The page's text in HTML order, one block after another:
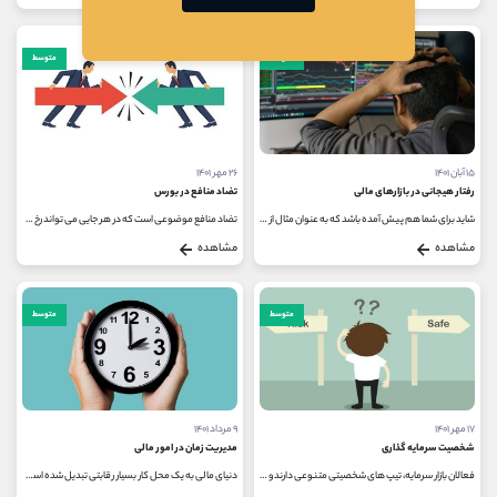
متوسط
۱۵ آبان ۱۴۰۱
رفتار هیجانی در بازارهای مالی
شاید برای شما هم پیش آمده باشد که به عنوان مثال از ترس اینکه از یک بازار خاص عقب نمانید، بدون تحلیل و آموزش و تنها از روی هیجان،...
مشاهده
متوسط
۲۶ مهر ۱۴۰۱
تضاد منافع در بورس
تضاد منافع موضوعی است که در هر جایی می تواند رخ دهد؛ از یک نهاد اجتماعی کوچک مانند خانواده گرفته تا یک سازمان بزرگ را می تواند...
مشاهده
متوسط
۱۷ مهر ۱۴۰۱
شخصیت سرمایه گذاری
فعالان بازار سرمایه، تیپ های شخصیتی متنوعی دارند و هر کدام از آن ها برای خود اهداف و استراتژی های مختلفی را تعیین کرده اند...
متوسط
۹ مرداد ۱۴۰۱
مدیریت زمان در امور مالی
دنیای مالی به یک محل کار بسیار رقابتی تبدیل شده است. اگرچه در هر روز تنها 24 ساعت وجود دارد، اما برای همین 24 ساعت نیز بایستی برنامه...